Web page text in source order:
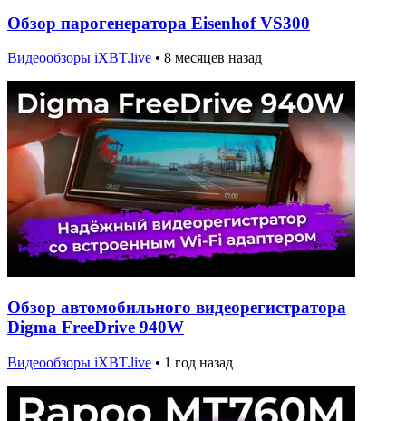
Обзор парогенератора Eisenhof VS300
Видеообзоры iXBT.live • 8 месяцев назад
Обзор автомобильного видеорегистратора
Digma FreeDrive 940W
Видеообзоры iXBT.live • 1 год назад